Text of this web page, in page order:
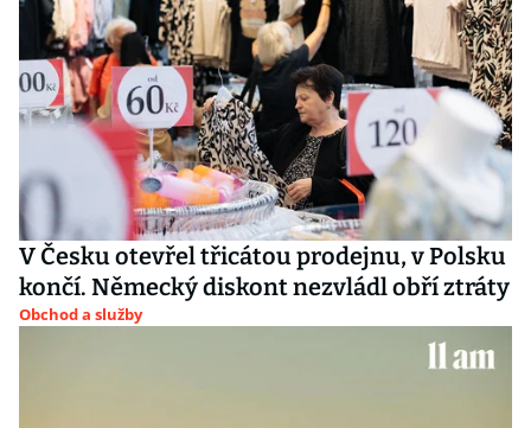
V Česku otevřel třicátou prodejnu, v Polsku
končí. Německý diskont nezvládl obří ztráty
Obchod a služby